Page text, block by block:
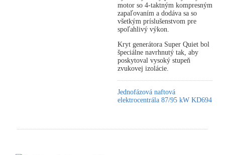
motor so 4-taktným kompresným
zapaľovaním a dodáva sa so
všetkým príslušenstvom pre
spoľahlivý výkon.
Kryt generátora Super Quiet bol
špeciálne navrhnutý tak, aby
poskytoval vysoký stupeň
zvukovej izolácie.
Jednofázová naftová
elektrocentrála 87/95 kW KD694